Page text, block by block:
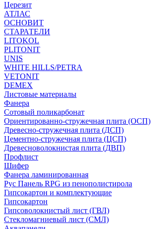
Церезит
АТЛАС
ОСНОВИТ
СТАРАТЕЛИ
LITOKOL
PLITONIT
UNIS
WHITE HILLS/PETRA
VETONIT
DEMEX
Листовые материалы
Фанера
Сотовый поликарбонат
Ориентированно-стружечная плита (ОСП)
Древесно-стружечная плита (ДСП)
Цементно-стружечная плита (ЦСП)
Древесноволокнистая плита (ДВП)
Профлист
Шифер
Фанера ламинированная
Рус Панель RPG из пенополистирола
Гипсокартон и комплектующие
Гипсокартон
Гипсоволокнистый лист (ГВЛ)
Стекломагниевый лист (СМЛ)